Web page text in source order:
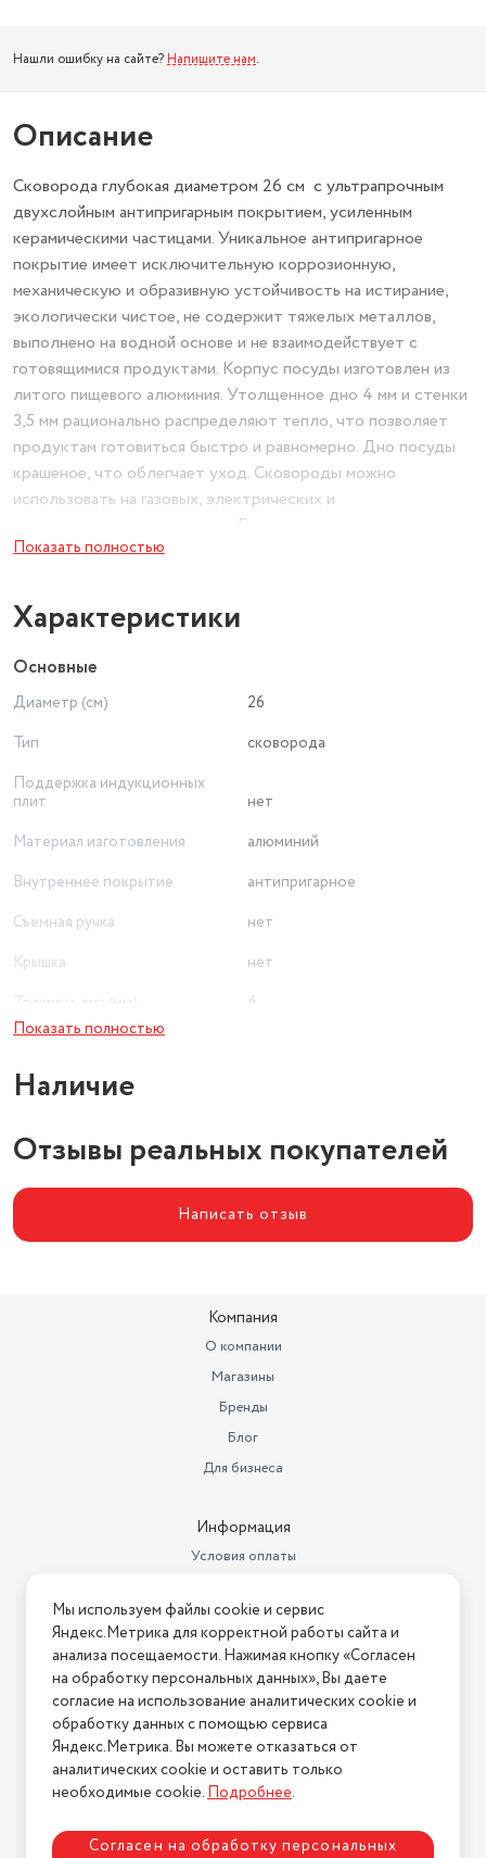
Нашли ошибку на сайте? Напишите нам.
Описание
Сковорода глубокая диаметром 26 см с ультрапрочным
двухслойным антипригарным покрытием, усиленным
керамическими частицами. Уникальное антипригарное
покрытие имеет исключительную коррозионную,
механическую и образивную устойчивость на истирание,
экологически чистое, не содержит тяжелых металлов,
выполнено на водной основе и не взаимодействует с
готовящимися продуктами. Корпус посуды изготовлен из
литого пищевого алюминия. Утолщенное дно 4 мм и стенки
3,5 мм рационально распределяют тепло, что позволяет
продуктам готовиться быстро и равномерно. Дно посуды
крашеное, что облегчает уход. Сковороды можно
использовать на газовых, электрических и
стеклокерамических плитах. Безупречно подходит для
ежедневного использования. Ручка не нагревается в
комфорт.
Показать полностью
Характеристики
Основные
Диаметр (см)
26
Тип
сковорода
Поддержка индукционных
плит
нет
Материал изготовления
алюминий
Внутреннее покрытие
антипригарное
Съемная ручка
нет
Крышка
нет
4
Показать полностью
Наличие
Отзывы реальных покупателей
Написать отзыв
Компания
О компании
Магазины
Бренды
Блог
Для бизнеса
Информация
Условия оплаты
Условия возврата
Нашли ошибку на сайте? Напишите нам
2026 © Интернет-магазин "АстМаркет". У нас есть всё!
Политика конфиденциальности
Мы используем файлы cookie и сервис
Яндекс.Метрика для корректной работы сайта и
анализа посещаемости. Нажимая кнопку «Согласен
на обработку персональных данных», Вы даете
согласие на использование аналитических cookie и
обработку данных с помощью сервиса
Яндекс.Метрика. Вы можете отказаться от
аналитических cookie и оставить только
необходимые cookie.Подробнее.
Согласен на обработку персональных